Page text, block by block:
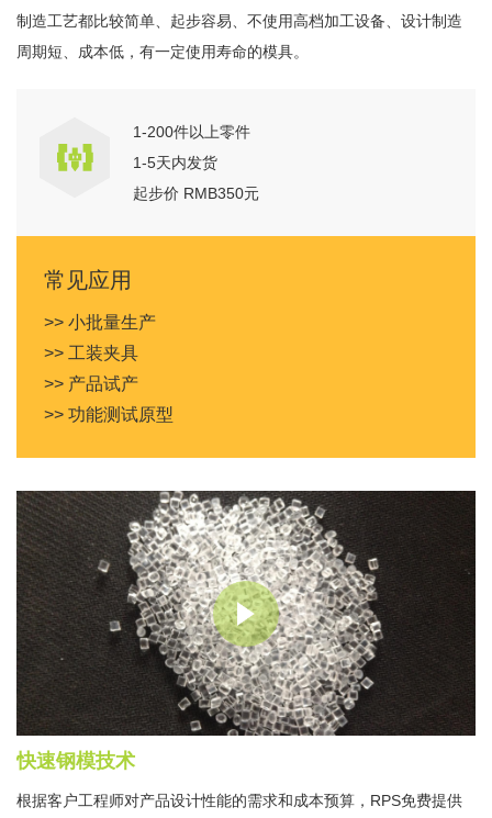
制造工艺都比较简单、起步容易、不使用高档加工设备、设计制造
周期短、成本低，有一定使用寿命的模具。
1-200件以上零件
1-5天内发货
起步价 RMB350元
常见应用
>> 小批量生产
>> 工装夹具
>> 产品试产
>> 功能测试原型
快速钢模技术
根据客户工程师对产品设计性能的需求和成本预算，RPS免费提供